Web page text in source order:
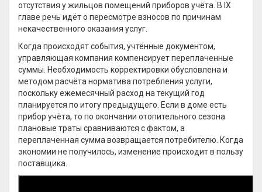
отсутствия у жильцов помещений приборов учёта. В IX
главе речь идёт о пересмотре взносов по причинам
некачественного оказания услуг.
Когда происходят события, учтённые документом,
управляющая компания компенсирует переплаченные
суммы. Необходимость корректировки обусловлена и
методом расчёта норматива потребления услуги,
поскольку ежемесячный расход на текущий год
планируется по итогу предыдущего. Если в доме есть
прибор учёта, то по окончании отопительного сезона
плановые траты сравниваются с фактом, а
переплаченная сумма возвращается потребителю. Когда
экономии не получилось, изменение происходит в пользу
поставщика.